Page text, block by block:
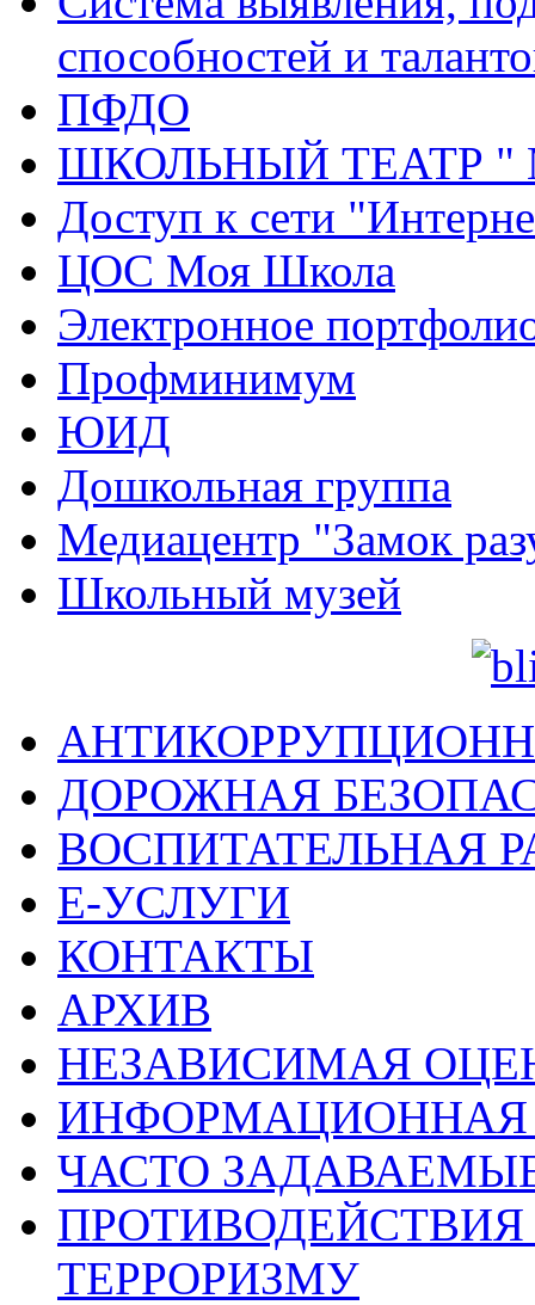
способностей и
ПФДО
ШКОЛЬНЫЙ ТЕАТР
Доступ к сети
ЦОС Моя Школа
Электронное
Профминимум
ЮИД
Дошкольная группа
Медиацентр "Замок
Школьный музей
ДОРОЖНАЯ
ВОСПИТАТЕЛЬНАЯ
Е-УСЛУГИ
КОНТАКТЫ
АРХИВ
НЕЗАВИСИМАЯ
ИНФОРМАЦИОННАЯ
ЧАСТО
ТЕРРОРИЗМУ